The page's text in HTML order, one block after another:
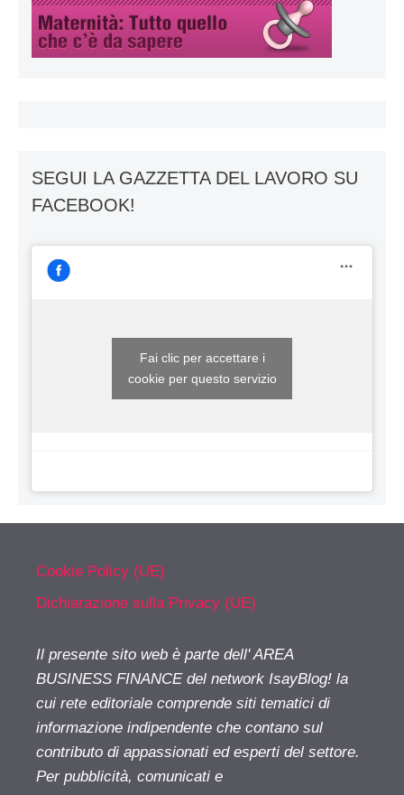
SEGUI LA GAZZETTA DEL LAVORO SU
FACEBOOK!
Fai clic per accettare i
cookie per questo servizio
Cookie Policy (UE)
Dichiarazione sulla Privacy (UE)
Il presente sito web è parte dell' AREA
BUSINESS FINANCE del network IsayBlog! la
cui rete editoriale comprende siti tematici di
informazione indipendente che contano sul
contributo di appassionati ed esperti del settore.
Per pubblicità, comunicati e